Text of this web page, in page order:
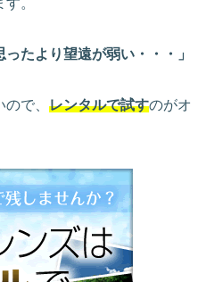
。
たより望遠が弱い・・・」
で、 レンタルで試すのがオ